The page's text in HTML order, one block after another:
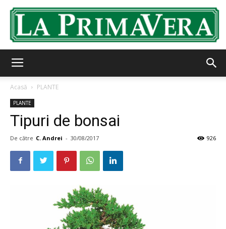
Acasă PLANTE
PLANTE
Tipuri de bonsai
De către C. Andrei - 30/08/2017 926